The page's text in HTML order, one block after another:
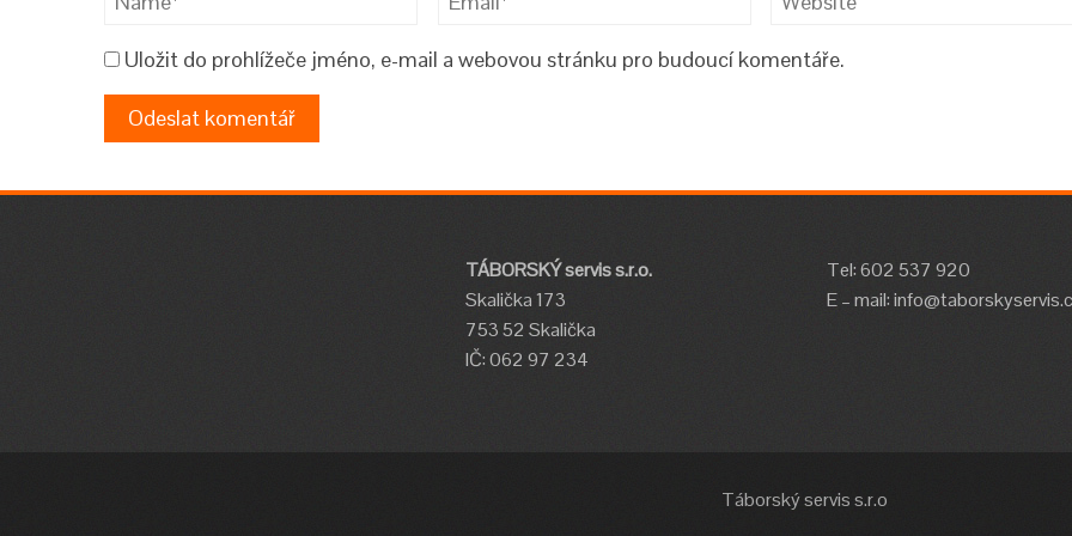
Uložit do prohlížeče jméno, e-mail a webovou stránku pro budoucí komentáře.
TÁBORSKÝ servis s.r.o.
Skalička 173
753 52 Skalička
IČ: 062 97 234
Tel: 602 537 920
E – mail:
Táborský servis s.r.o